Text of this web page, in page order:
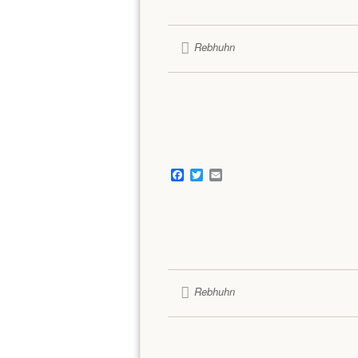
Rebhuhn
Facebook
TwitterEmail
Rebhuhn